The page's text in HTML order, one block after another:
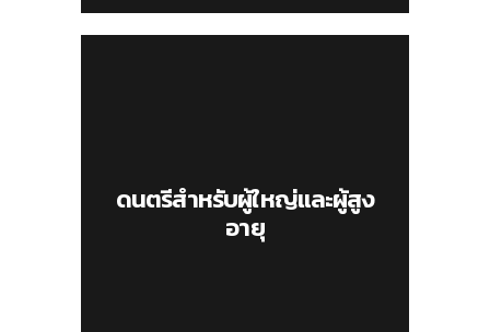
ดนตรีสำหรับผู้ใหญ่และผู้สูง
อายุ